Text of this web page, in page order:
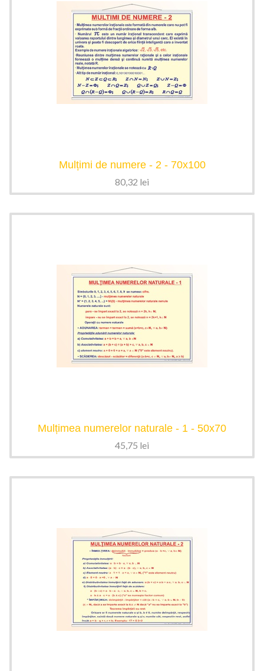
Mulțimi de numere - 2 - 70x100
80,32 lei
Mulțimea numerelor naturale - 1 - 50x70
45,75 lei